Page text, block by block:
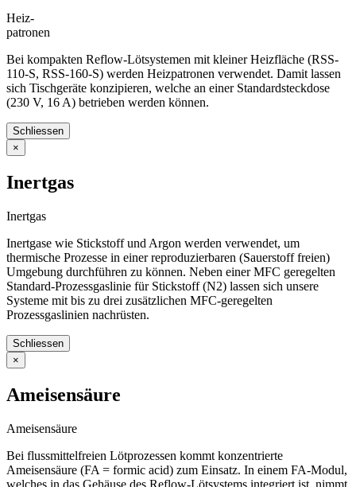
Heiz-
patronen
Bei kompakten Reflow-Lötsystemen mit kleiner Heizfläche (RSS-
110-S, RSS-160-S) werden Heizpatronen verwendet. Damit lassen
sich Tischgeräte konzipieren, welche an einer Standardsteckdose
(230 V, 16 A) betrieben werden können.
Schliessen
×
Inertgas
Inertgas
Inertgase wie Stickstoff und Argon werden verwendet, um
thermische Prozesse in einer reproduzierbaren (Sauerstoff freien)
Umgebung durchführen zu können. Neben einer MFC geregelten
Standard-Prozessgaslinie für Stickstoff (N2) lassen sich unsere
Systeme mit bis zu drei zusätzlichen MFC-geregelten
Prozessgaslinien nachrüsten.
Schliessen
×
Ameisensäure
Ameisensäure
Bei flussmittelfreien Lötprozessen kommt konzentrierte
Ameisensäure (FA = formic acid) zum Einsatz. In einem FA-Modul,
welches in das Gehäuse des Reflow-Lötsystems integriert ist, nimmt